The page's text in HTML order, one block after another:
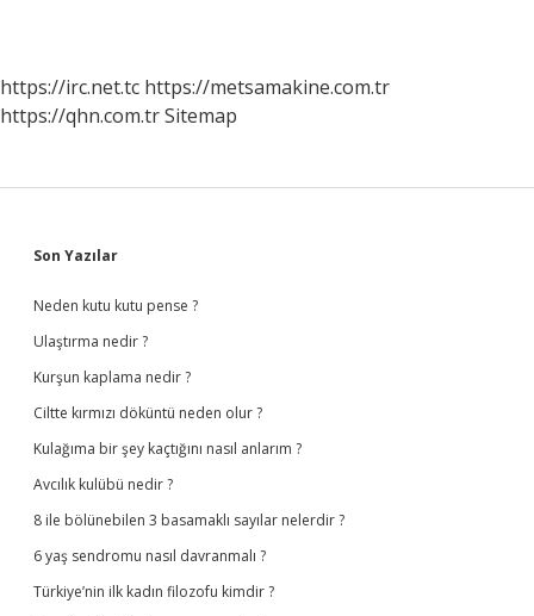
Ne
Olur
https://irc.net.tc https://metsamakine.com.tr
https://qhn.com.trSitemap
Sidebar
Son Yazılar
Neden kutu kutu pense ?
Ulaştırma nedir ?
Kurşun kaplama nedir ?
Ciltte kırmızı döküntü neden olur ?
Kulağıma bir şey kaçtığını nasıl anlarım ?
Avcılık kulübü nedir ?
8 ile bölünebilen 3 basamaklı sayılar nelerdir ?
6 yaş sendromu nasıl davranmalı ?
Türkiye’nin ilk kadın filozofu kimdir ?